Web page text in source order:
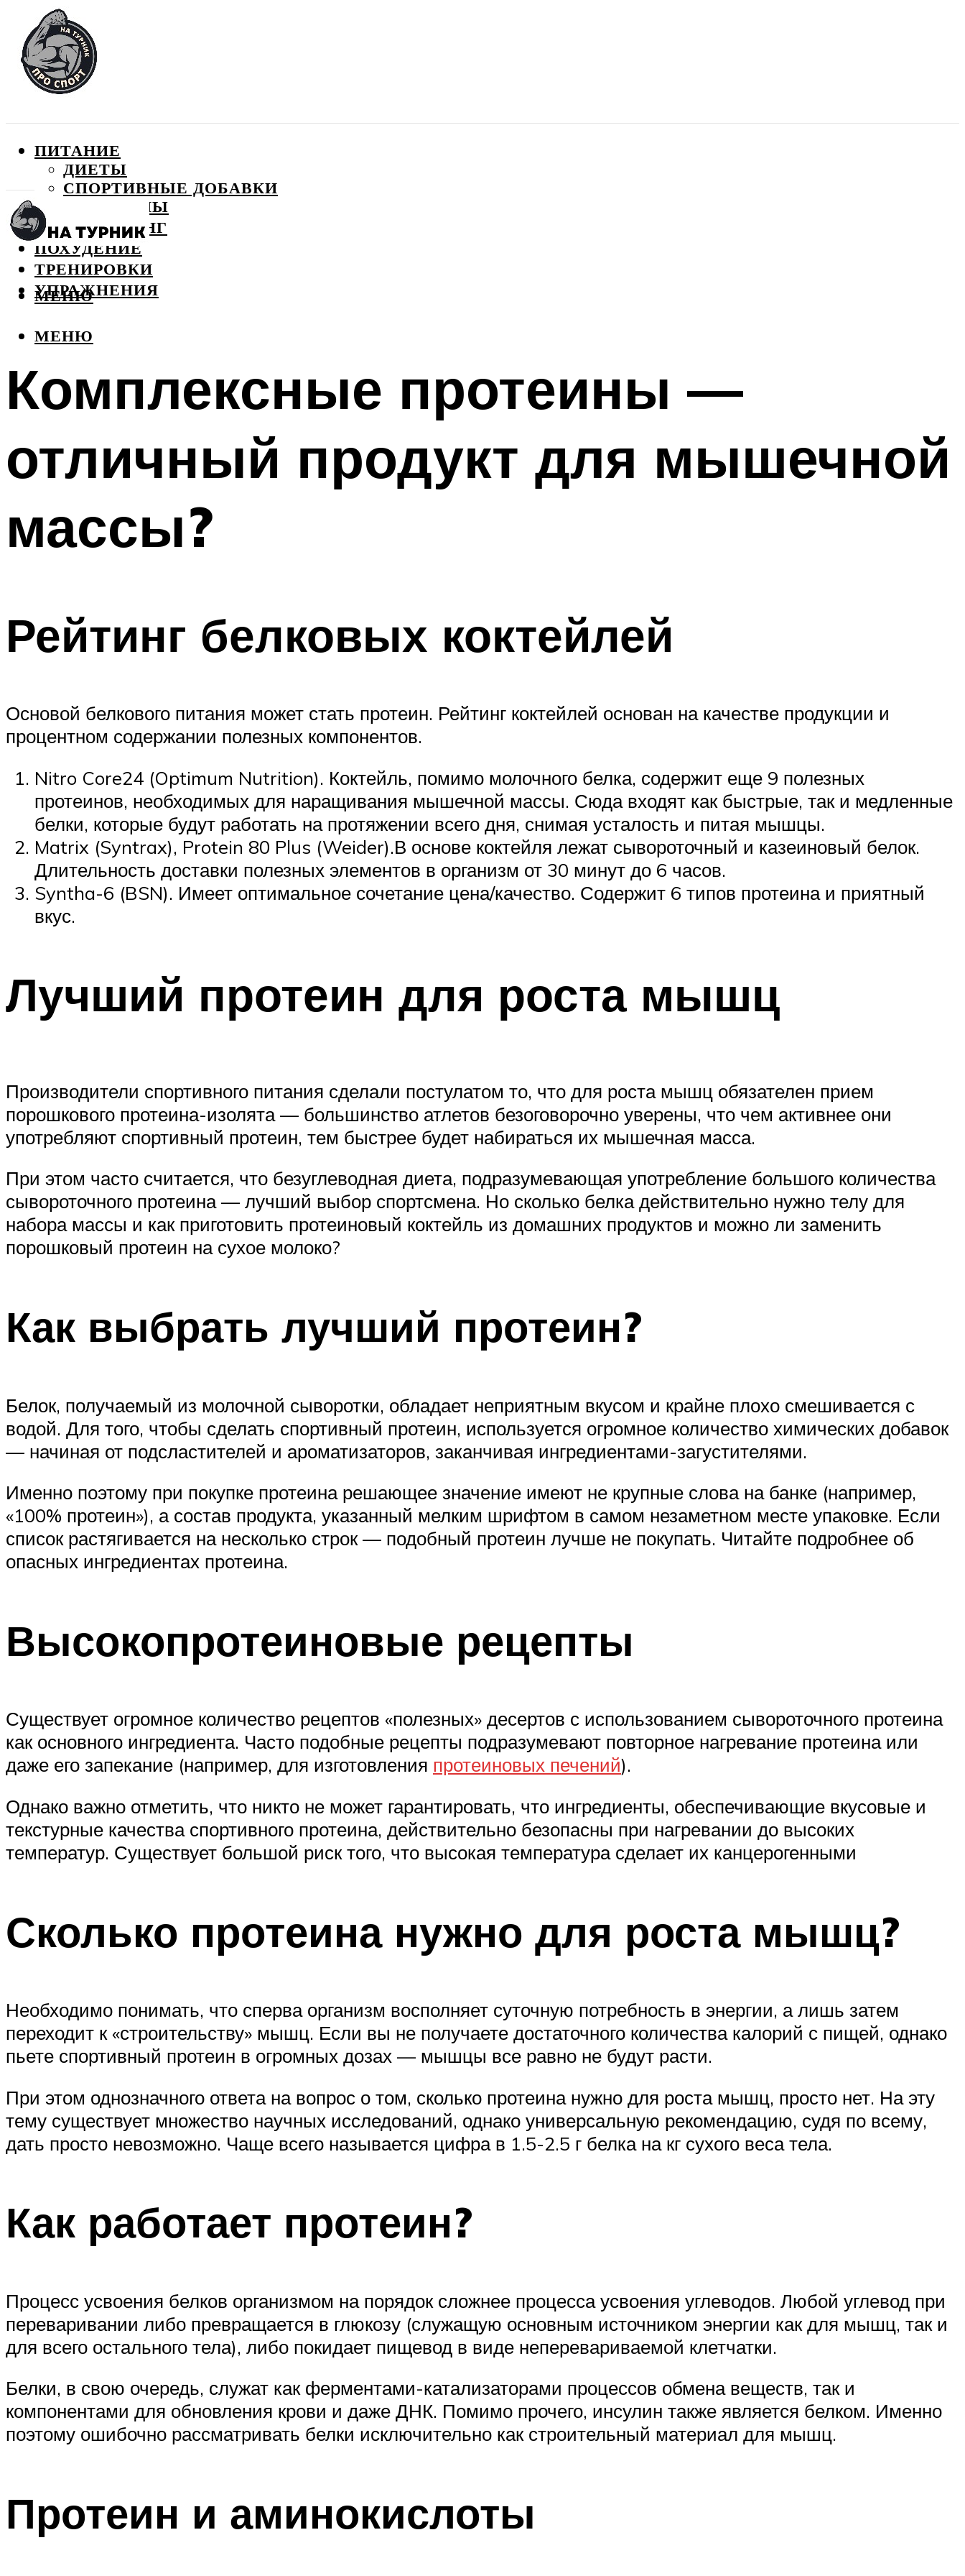
ПИТАНИЕ
ДИЕТЫ
СПОРТИВНЫЕ ДОБАВКИ
ВИТАМИНЫ
БОДИБИЛДИНГ
ПОХУДЕНИЕ
ТРЕНИРОВКИ
УПРАЖНЕНИЯ
МЕНЮ
МЕНЮ
Комплексные протеины —
отличный продукт для мышечной
массы?
Рейтинг белковых коктейлей
Основой белкового питания может стать протеин. Рейтинг коктейлей основан на качестве продукции и
процентном содержании полезных компонентов.
Nitro Core24 (Optimum Nutrition). Коктейль, помимо молочного белка, содержит еще 9 полезных
протеинов, необходимых для наращивания мышечной массы. Сюда входят как быстрые, так и медленные
белки, которые будут работать на протяжении всего дня, снимая усталость и питая мышцы.
Matrix (Syntrax), Protein 80 Plus (Weider).В основе коктейля лежат сывороточный и казеиновый белок.
Длительность доставки полезных элементов в организм от 30 минут до 6 часов.
Syntha-6 (BSN). Имеет оптимальное сочетание цена/качество. Содержит 6 типов протеина и приятный
вкус.
Лучший протеин для роста мышц
Производители спортивного питания сделали постулатом то, что для роста мышц обязателен прием
порошкового протеина-изолята — большинство атлетов безоговорочно уверены, что чем активнее они
употребляют спортивный протеин, тем быстрее будет набираться их мышечная масса.
При этом часто считается, что безуглеводная диета, подразумевающая употребление большого количества
сывороточного протеина — лучший выбор спортсмена. Но сколько белка действительно нужно телу для
набора массы и как приготовить протеиновый коктейль из домашних продуктов и можно ли заменить
порошковый протеин на сухое молоко?
Как выбрать лучший протеин?
Белок, получаемый из молочной сыворотки, обладает неприятным вкусом и крайне плохо смешивается с
водой. Для того, чтобы сделать спортивный протеин, используется огромное количество химических добавок
— начиная от подсластителей и ароматизаторов, заканчивая ингредиентами-загустителями.
Именно поэтому при покупке протеина решающее значение имеют не крупные слова на банке (например,
«100% протеин»), а состав продукта, указанный мелким шрифтом в самом незаметном месте упаковке. Если
список растягивается на несколько строк — подобный протеин лучше не покупать. Читайте подробнее об
опасных ингредиентах протеина.
Высокопротеиновые рецепты
Существует огромное количество рецептов «полезных» десертов с использованием сывороточного протеина
как основного ингредиента. Часто подобные рецепты подразумевают повторное нагревание протеина или
даже его запекание (например, для изготовления протеиновых печений).
Однако важно отметить, что никто не может гарантировать, что ингредиенты, обеспечивающие вкусовые и
текстурные качества спортивного протеина, действительно безопасны при нагревании до высоких
температур. Существует большой риск того, что высокая температура сделает их канцерогенными
Сколько протеина нужно для роста мышц?
Необходимо понимать, что сперва организм восполняет суточную потребность в энергии, а лишь затем
переходит к «строительству» мышц. Если вы не получаете достаточного количества калорий с пищей, однако
пьете спортивный протеин в огромных дозах — мышцы все равно не будут расти.
При этом однозначного ответа на вопрос о том, сколько протеина нужно для роста мышц, просто нет. На эту
тему существует множество научных исследований, однако универсальную рекомендацию, судя по всему,
дать просто невозможно. Чаще всего называется цифра в 1.5-2.5 г белка на кг сухого веса тела.
Как работает протеин?
Процесс усвоения белков организмом на порядок сложнее процесса усвоения углеводов. Любой углевод при
переваривании либо превращается в глюкозу (служащую основным источником энергии как для мышц, так и
для всего остального тела), либо покидает пищевод в виде неперевариваемой клетчатки.
Белки, в свою очередь, служат как ферментами-катализаторами процессов обмена веществ, так и
компонентами для обновления крови и даже ДНК. Помимо прочего, инсулин также является белком. Именно
поэтому ошибочно рассматривать белки исключительно как строительный материал для мышц.
Протеин и аминокислоты